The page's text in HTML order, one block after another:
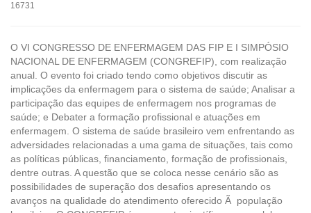
16731
O VI CONGRESSO DE ENFERMAGEM DAS FIP E I SIMPÓSIO
NACIONAL DE ENFERMAGEM (CONGREFIP), com realização
anual. O evento foi criado tendo como objetivos discutir as
implicações da enfermagem para o sistema de saúde; Analisar a
participação das equipes de enfermagem nos programas de
saúde; e Debater a formação profissional e atuações em
enfermagem. O sistema de saúde brasileiro vem enfrentando as
adversidades relacionadas a uma gama de situações, tais como
as políticas públicas, financiamento, formação de profissionais,
dentre outras. A questão que se coloca nesse cenário são as
possibilidades de superação dos desafios apresentando os
avanços na qualidade do atendimento oferecido Ã população